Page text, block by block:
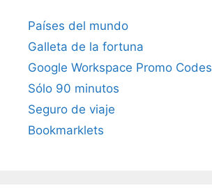
Países del mundo
Galleta de la fortuna
Google Workspace Promo Codes
Sólo 90 minutos
Seguro de viaje
Bookmarklets